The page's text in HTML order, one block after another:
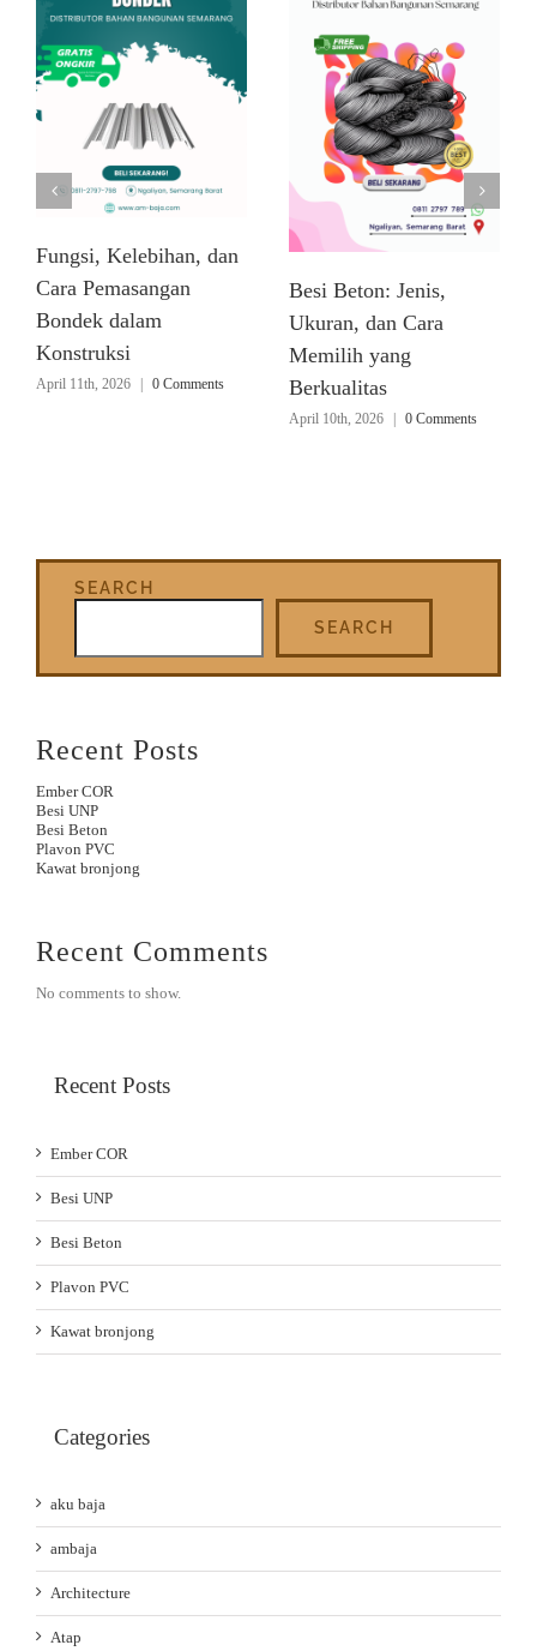
Fungsi, Kelebihan, dan
Cara Pemasangan
Bondek dalam
Konstruksi
April 11th, 2026 | 0 Comments
Besi Beton: Jenis,
Ukuran, dan Cara
Memilih yang
Berkualitas
April 10th, 2026 | 0 Comments
SEARCH
SEARCH
Recent Posts
Ember COR
Besi UNP
Besi Beton
Plavon PVC
Kawat bronjong
Recent Comments
No comments to show.
Recent Posts
Ember COR
Besi UNP
Besi Beton
Plavon PVC
Kawat bronjong
Categories
aku baja
ambaja
Architecture
Atap